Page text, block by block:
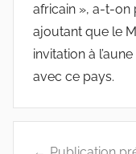
africain », a-t-on
ajoutant que le
invitation à
avec ce pays.